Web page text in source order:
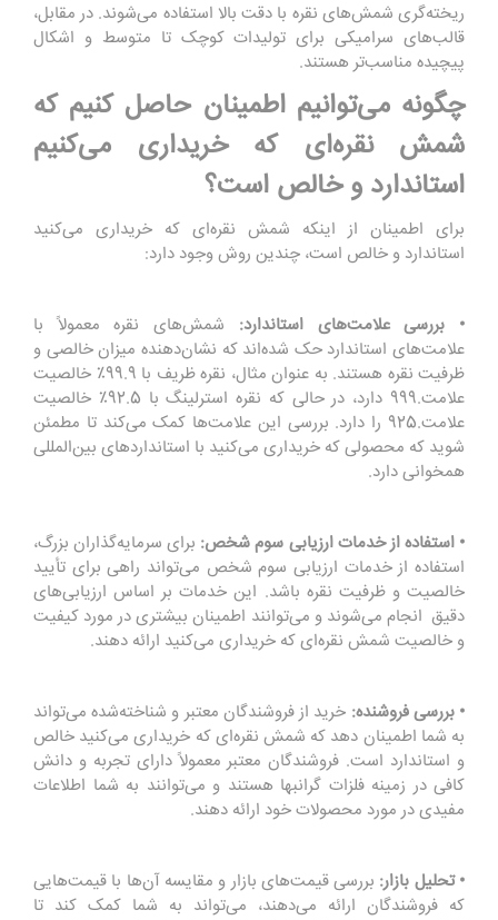
ریخته‌گری شمش‌های نقره با دقت بالا استفاده می‌شوند. در مقابل،
قالب‌های سرامیکی برای تولیدات کوچک تا متوسط و اشکال
پیچیده مناسب‌تر هستند.
چگونه می‌توانیم اطمینان حاصل کنیم که
شمش نقره‌ای که خریداری می‌کنیم
استاندارد و خالص است؟
برای اطمینان از اینکه شمش نقره‌ای که خریداری می‌کنید
استاندارد و خالص است، چندین روش وجود دارد:
• بررسی علامت‌های استاندارد: شمش‌های نقره معمولاً با
علامت‌های استاندارد حک شده‌اند که نشان‌دهنده میزان خالصی و
ظرفیت نقره هستند. به عنوان مثال، نقره ظریف با 99.9٪ خالصیت
علامت.999 دارد، در حالی که نقره استرلینگ با 92.5٪ خالصیت
علامت.925 را دارد. بررسی این علامت‌ها کمک می‌کند تا مطمئن
شوید که محصولی که خریداری می‌کنید با استانداردهای بین‌المللی
همخوانی دارد.
• استفاده از خدمات ارزیابی سوم شخص: برای سرمایه‌گذاران بزرگ،
استفاده از خدمات ارزیابی سوم شخص می‌تواند راهی برای تأیید
خالصیت و ظرفیت نقره باشد. این خدمات بر اساس ارزیابی‌های
دقیق انجام می‌شوند و می‌توانند اطمینان بیشتری در مورد کیفیت
و خالصیت شمش نقره‌ای که خریداری می‌کنید ارائه دهند.
• بررسی فروشنده: خرید از فروشندگان معتبر و شناخته‌شده می‌تواند
به شما اطمینان دهد که شمش نقره‌ای که خریداری می‌کنید خالص
و استاندارد است. فروشندگان معتبر معمولاً دارای تجربه و دانش
کافی در زمینه فلزات گرانبها هستند و می‌توانند به شما اطلاعات
مفیدی در مورد محصولات خود ارائه دهند.
• تحلیل بازار: بررسی قیمت‌های بازار و مقایسه آن‌ها با قیمت‌هایی
که فروشندگان ارائه می‌دهند، می‌تواند به شما کمک کند تا